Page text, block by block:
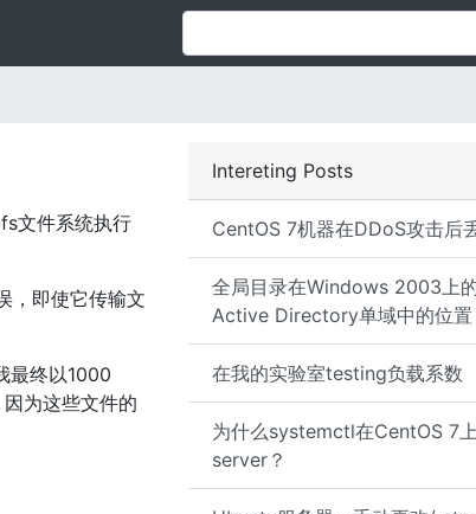
Intereting Posts
CentOS 7机器在DDoS攻击后
全局目录在Windows 2003上
Active Directory单域中的位置
在我的实验室testing负载系数
为什么systemctl在CentOS 7
server？
文件系统执行
，即使它传输文
最终以1000
为这些文件的